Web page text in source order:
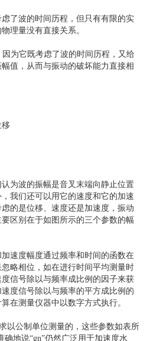
了波的时间历程，但只有有限的实
理量没有直接关系。
为它既考虑了波的时间历程，又给
值，从而与振动的破坏能力直接相
为波的振幅是音叉末端向静止位置
我们还可以用它的速度和它的加速
的是位移、速度还是加速度，振动
区别在于如图所示的三个参数的幅
速度幅度通过频率和时间的函数在
略相位，如在进行时间平均测量时
信号除以与频率成比例的因子来获
度信号除以与频率的平方成比例的
在测量仪器中以数字方式执行。
以公制单位测量的，这些参数如表所
确地说“gn”仍然广泛用于加速度水